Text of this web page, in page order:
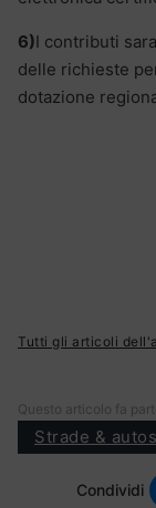
6)I contributi
delle richieste
dotazione
Tutti gli articoli
Questo articolo fa
Strade &
Condividi